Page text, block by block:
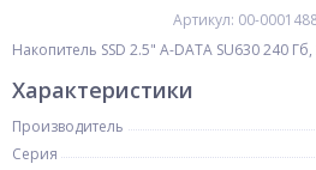
Артикул: 00-
Накопитель SSD 2.5" A-DATA SU630 240 Гб,
Характеристики
Производитель
Серия